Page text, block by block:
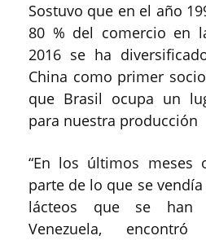
Sostuvo que en el año
80 % del comercio en
2016 se ha
China como primer
que Brasil ocupa un
para nuestra producción
“En los últimos meses
parte de lo que se
lácteos que se han
Venezuela,